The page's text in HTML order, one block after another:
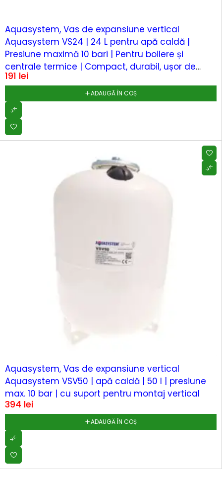
Aquasystem, Vas de expansiune vertical
Aquasystem VS24 | 24 L pentru apă caldă |
Presiune maximă 10 bari | Pentru boilere și
centrale termice | Compact, durabil, ușor de
montat
191 lei
ADAUGĂ ÎN COȘ
Aquasystem, Vas de expansiune vertical
Aquasystem VSV50 | apă caldă | 50 l | presiune
max. 10 bar | cu suport pentru montaj vertical
394 lei
ADAUGĂ ÎN COȘ